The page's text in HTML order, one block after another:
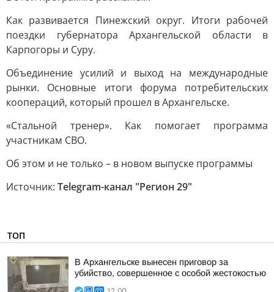
Как развивается Пинежский округ. Итоги рабочей
поездки губернатора Архангельской области в
Карпогоры и Суру.
Объединение усилий и выход на международные
рынки. Основные итоги форума потребительских
коопераций, который прошел в Архангельске.
«Стальной тренер». Как помогает программа
участникам СВО.
Об этом и не только – в новом выпуске программы
Источник: Telegram-канал "Регион 29"
ТОП
В Архангельске вынесен приговор за
убийство, совершенное с особой жестокостью